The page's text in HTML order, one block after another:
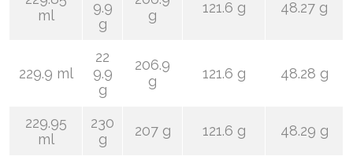
ml
9.9
g
g
121.6 g 48.27 g
229.9 ml
22
9.9
g
206.9
g
121.6 g 48.28 g
229.95
ml
230
g
207 g 121.6 g 48.29 g